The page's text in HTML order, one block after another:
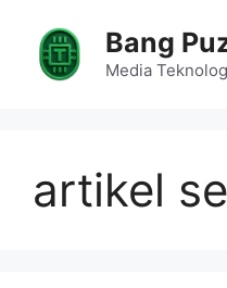
content
Bang
Media
artikel